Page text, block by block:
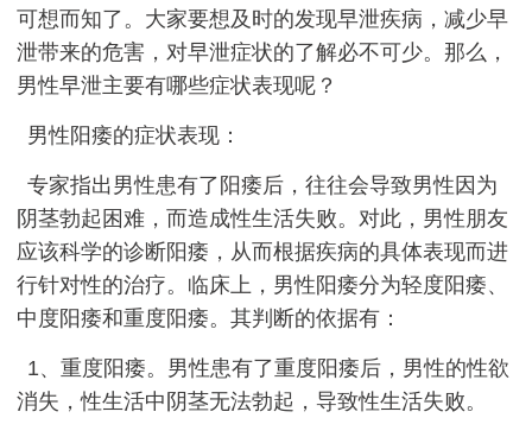
可想而知了。大家要想及时的发现早泄疾病，减少早
泄带来的危害，对早泄症状的了解必不可少。那么，
男性早泄主要有哪些症状表现呢？
男性阳痿的症状表现：
专家指出男性患有了阳痿后，往往会导致男性因为
阴茎勃起困难，而造成性生活失败。对此，男性朋友
应该科学的诊断阳痿，从而根据疾病的具体表现而进
行针对性的治疗。临床上，男性阳痿分为轻度阳痿、
中度阳痿和重度阳痿。其判断的依据有：
1、重度阳痿。男性患有了重度阳痿后，男性的性欲
消失，性生活中阴茎无法勃起，导致性生活失败。